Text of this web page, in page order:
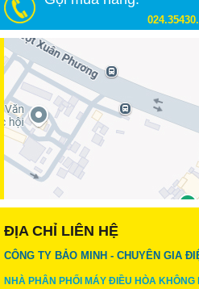
ĐỊA CHỈ LIÊN HỆ
CÔNG TY BẢO MINH - CHUYÊN GIA
NHÀ PHÂN PHỐI MÁY ĐIỀU HÒA